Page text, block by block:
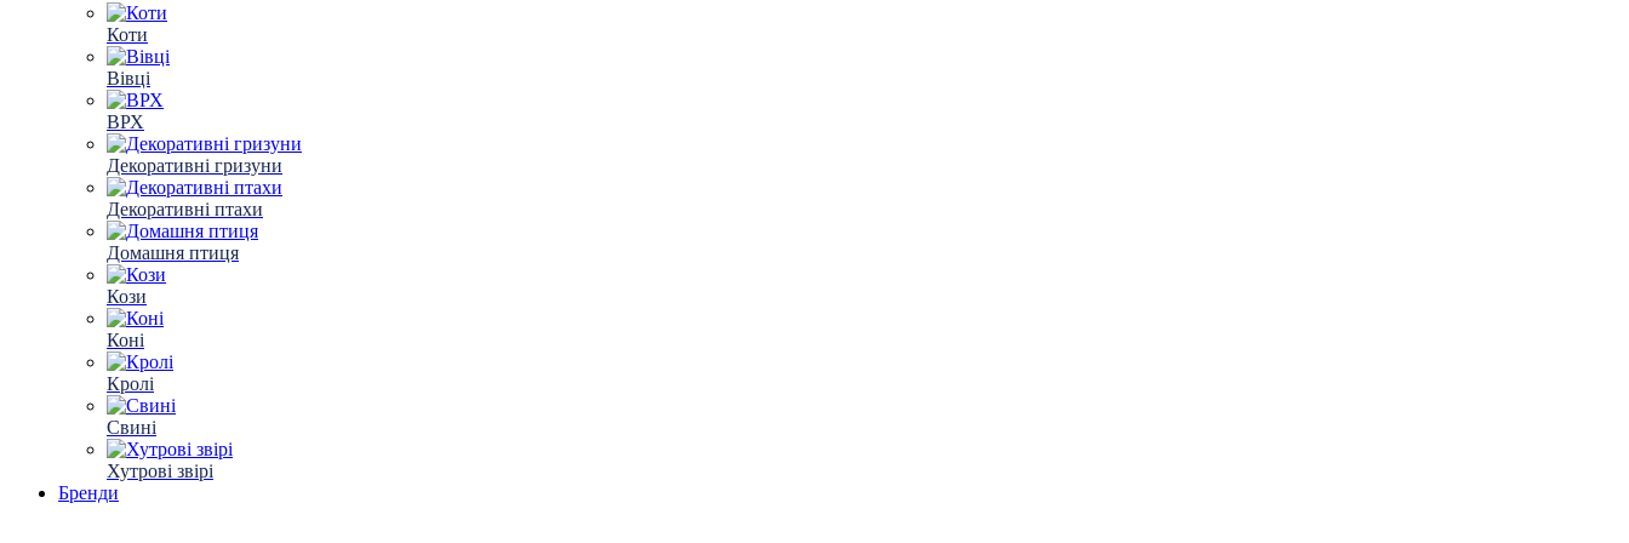
Коти
Вівці
ВРХ
Декоративні гризуни
Декоративні птахи
Домашня птиця
Кози
Коні
Кролі
Свині
Хутрові звірі
Бренди